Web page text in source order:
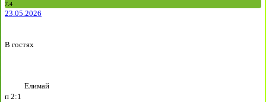
7.4
23.05.2026
В гостях
Елимай
п 2:1